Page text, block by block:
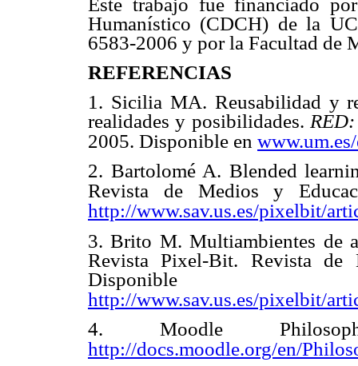
Humanístico (CDCH) de la
6583-2006 y por la Facultad de
REFERENCIAS
1. Sicilia MA. Reusabilidad y
realidades y posibilidades.
2005. Disponible en
2. Bartolomé A. Blended
Revista de Medios y
http://www.sav.us.es/pixelbit/
3. Brito M. Multiambientes de
Revista Pixel-Bit. Revista
http://www.sav.us.es/pixelbit/
4. Moodle
http://docs.moodle.org/en/